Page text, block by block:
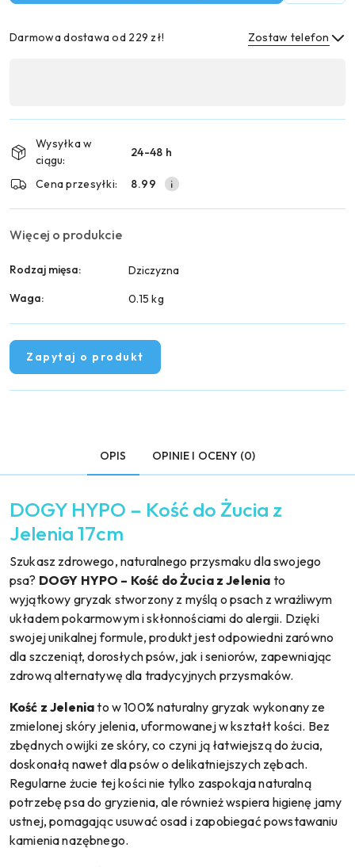
Darmowa dostawa od 229 zł! Zostaw telefon
płatność
dostawa
Wysyłka w
ciągu:
24-48 h
Cena przesyłki: 8.99
Więcej o produkcie
Rodzaj mięsa:
Dziczyzna
Waga:
0.15 kg
Zapytaj o produkt
OPIS OPINIE I OCENY (0)
DOGY HYPO – Kość do Żucia z
Jelenia 17cm
Szukasz zdrowego, naturalnego przysmaku dla swojego
psa? DOGY HYPO – Kość do Żucia z Jelenia to
wyjątkowy gryzak stworzony z myślą o psach z wrażliwym
układem pokarmowym i skłonnościami do alergii. Dzięki
swojej unikalnej formule, produkt jest odpowiedni zarówno
dla szczeniąt, dorosłych psów, jak i seniorów, zapewniając
zdrową alternatywę dla tradycyjnych przysmaków.
Kość z Jeleniato w 100% naturalny gryzak wykonany ze
zmielonej skóry jelenia, uformowanej w kształt kości. Bez
zbędnych owijki ze skóry, co czyni ją łatwiejszą do żucia,
doskonałą nawet dla psów o delikatniejszych zębach.
Regularne żucie tej kości nie tylko zaspokaja naturalną
potrzebę psa do gryzienia, ale również wspiera higienę jamy
ustnej, pomagając usuwać osad i zapobiegać powstawaniu
kamienia nazębnego.